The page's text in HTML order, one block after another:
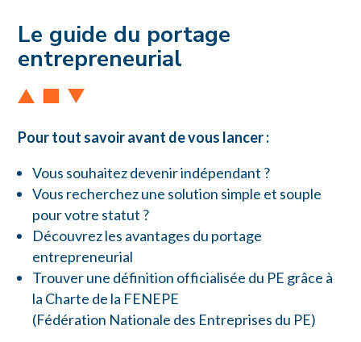
Le guide du portage
entrepreneurial
Pour tout savoir avant de vous lancer :
Vous souhaitez devenir indépendant ?
Vous recherchez une solution simple et souple
pour votre statut ?
Découvrez les avantages du portage
entrepreneurial
Trouver une définition officialisée du PE grâce à
la Charte de la FENEPE
(Fédération Nationale des Entreprises du PE)